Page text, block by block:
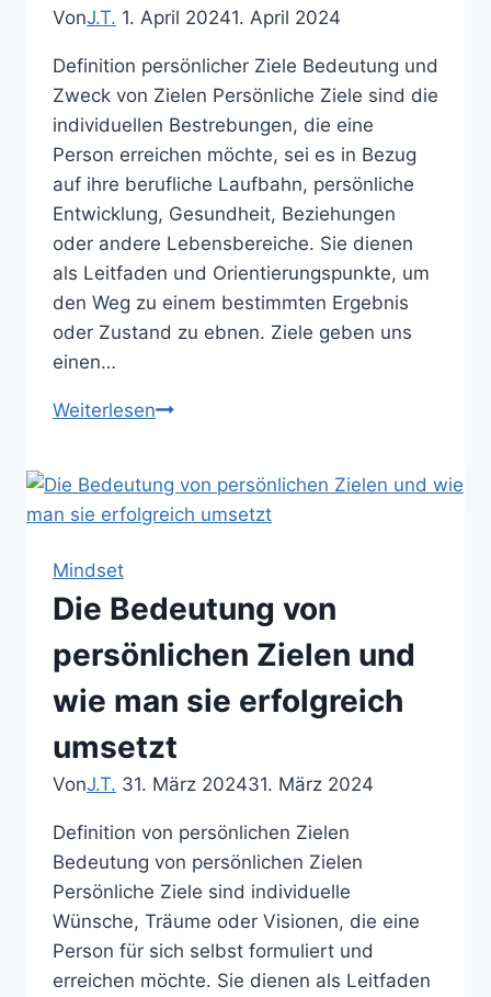
VonJ.T. 1. April 20241. April 2024
Definition persönlicher Ziele Bedeutung und
Zweck von Zielen Persönliche Ziele sind die
individuellen Bestrebungen, die eine
Person erreichen möchte, sei es in Bezug
auf ihre berufliche Laufbahn, persönliche
Entwicklung, Gesundheit, Beziehungen
oder andere Lebensbereiche. Sie dienen
als Leitfaden und Orientierungspunkte, um
den Weg zu einem bestimmten Ergebnis
oder Zustand zu ebnen. Ziele geben uns
einen…
WeiterlesenZiele
erreichen:
Der
persönlichen
Erfolg
Mindset
Die Bedeutung von
persönlichen Zielen und
wie man sie erfolgreich
umsetzt
VonJ.T. 31. März 202431. März 2024
Definition von persönlichen Zielen
Bedeutung von persönlichen Zielen
Persönliche Ziele sind individuelle
Wünsche, Träume oder Visionen, die eine
Person für sich selbst formuliert und
erreichen möchte. Sie dienen als Leitfaden